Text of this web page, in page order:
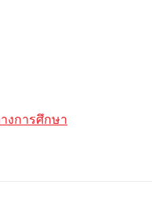
งการศึกษา